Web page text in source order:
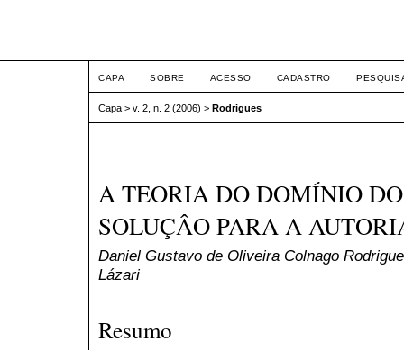
CAPA SOBRE ACESSO CADASTRO
Capa > v. 2, n. 2 (2006) > Rodrigues
A TEORIA DO DOMÍNIO
SOLUÇÂO PARA A
Daniel Gustavo de Oliveira Colnago
Lázari
Resumo